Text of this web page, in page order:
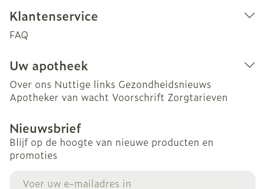
Klantenservice
FAQ
Uw apotheek
Over ons Nuttige links Gezondheidsnieuws
Apotheker van wacht Voorschrift Zorgtarieven
Nieuwsbrief
Blijf op de hoogte van nieuwe producten en
promoties